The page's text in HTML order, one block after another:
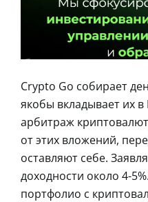
Crypto Go собирает
якобы вкладывает их в
арбитраж
от этих вложений,
оставляют себе.
доходности около 4-
портфолио с